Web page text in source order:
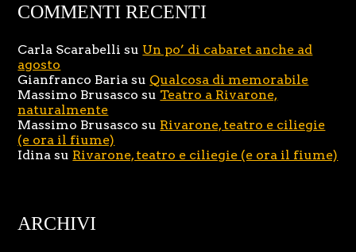
COMMENTI RECENTI
Carla Scarabelli su Un po’ di cabaret anche ad
agosto
Gianfranco Baria su Qualcosa di memorabile
Massimo Brusasco su Teatro a Rivarone,
naturalmente
Massimo Brusasco su Rivarone, teatro e ciliegie
(e ora il fiume)
Idina su Rivarone, teatro e ciliegie (e ora il fiume)
ARCHIVI